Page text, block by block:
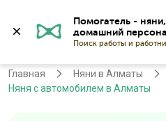
Помогатель - няни,
Алматы
Главная
Няни в Алматы
Няня с автомобилем в Алматы